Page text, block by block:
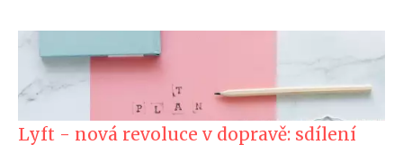
Lyft - nová revoluce v dopravě: sdílení